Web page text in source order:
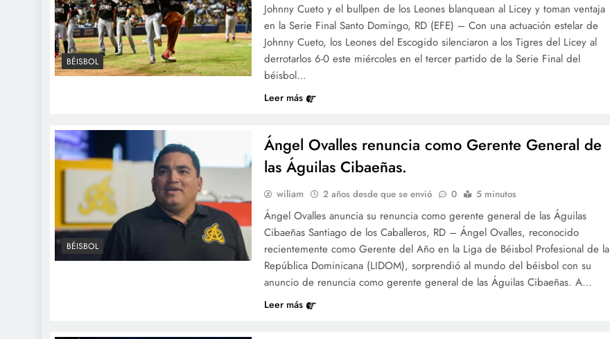
BÉISBOL
Johnny Cueto y el bullpen de los Leones blanquean al Licey y toman ventaja
en la Serie Final Santo Domingo, RD (EFE) – Con una actuación estelar de
Johnny Cueto, los Leones del Escogido silenciaron a los Tigres del Licey al
derrotarlos 6-0 este miércoles en el tercer partido de la Serie Final del
béisbol…
Leer más
BÉISBOL
Ángel Ovalles renuncia como Gerente General de
las Águilas Cibaeñas.
wiliam 2 años desde que se envió 0 5 minutos
Ángel Ovalles anuncia su renuncia como gerente general de las Águilas
Cibaeñas Santiago de los Caballeros, RD – Ángel Ovalles, reconocido
recientemente como Gerente del Año en la Liga de Béisbol Profesional de la
República Dominicana (LIDOM), sorprendió al mundo del béisbol con su
anuncio de renuncia como gerente general de las Águilas Cibaeñas. A…
Leer más